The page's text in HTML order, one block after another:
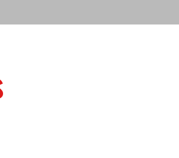
de julio repleto de actividades